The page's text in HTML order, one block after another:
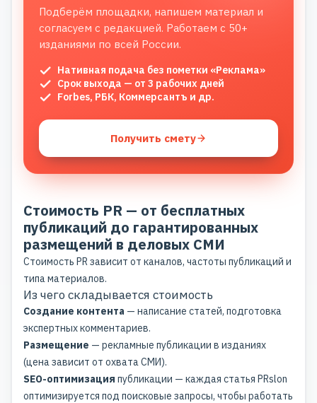
Подберём площадки, напишем материал и
согласуем с редакцией. Работаем с 50+
изданиями по всей России.
Нативная подача без пометки «Реклама»
Срок выхода — от 3 рабочих дней
Forbes, РБК, Коммерсантъ и др.
Получить смету
Стоимость PR — от бесплатных
публикаций до гарантированных
размещений в деловых СМИ
Стоимость PR зависит от каналов, частоты публикаций и
типа материалов.
Из чего складывается стоимость
Создание контента — написание статей, подготовка
экспертных комментариев.
Размещение — рекламные публикации в изданиях
(цена зависит от охвата СМИ).
SEO-оптимизация публикации — каждая статья PRslon
оптимизируется под поисковые запросы, чтобы работать